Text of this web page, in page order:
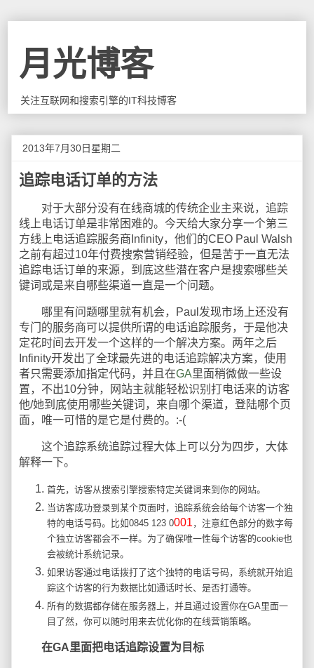
月光博客
关注互联网和搜索引擎的IT科技博客
2013年7月30日星期二
追踪电话订单的方法
对于大部分没有在线商城的传统企业主来说，追踪
线上电话订单是非常困难的。今天给大家分享一个第三
方线上电话追踪服务商Infinity，他们的CEO Paul Walsh
之前有超过10年付费搜索营销经验，但是苦于一直无法
追踪电话订单的来源，到底这些潜在客户是搜索哪些关
键词或是来自哪些渠道一直是一个问题。
哪里有问题哪里就有机会，Paul发现市场上还没有
专门的服务商可以提供所谓的电话追踪服务，于是他决
定花时间去开发一个这样的一个解决方案。两年之后
Infinity开发出了全球最先进的电话追踪解决方案，使用
者只需要添加指定代码，并且在GA里面稍微做一些设
置，不出10分钟，网站主就能轻松识别打电话来的访客
他/她到底使用哪些关键词，来自哪个渠道，登陆哪个页
面，唯一可惜的是它是付费的。:-(
这个追踪系统追踪过程大体上可以分为四步，大体
解释一下。
首先，访客从搜索引擎搜索特定关键词来到你的网站。
当访客成功登录到某个页面时，追踪系统会给每个访客一个独
特的电话号码。比如0845 123 0001 ，注意红色部分的数字每
个独立访客都会不一样。为了确保唯一性每个访客的cookie也
会被统计系统记录。
如果访客通过电话拨打了这个独特的电话号码，系统就开始追
踪这个访客的行为数据比如通话时长、是否打通等。
所有的数据都存储在服务器上，并且通过设置你在GA里面一
目了然，你可以随时用来去优化你的在线营销策略。
在GA里面把电话追踪设置为目标